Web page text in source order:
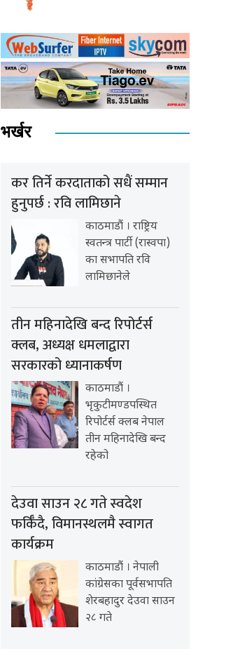
भर्खर
कर तिर्ने करदाताको सधैं सम्मान
हुनुपर्छ : रवि लामिछाने
काठमाडौं । राष्ट्रिय
स्वतन्त्र पार्टी (रास्वपा)
का सभापति रवि
लामिछानेले
तीन महिनादेखि बन्द रिपोर्टर्स
क्लब, अध्यक्ष धमलाद्वारा
सरकारको ध्यानाकर्षण
काठमाडौं ।
भृकुटीमण्डपस्थित
रिपोर्टर्स क्लब नेपाल
तीन महिनादेखि बन्द
रहेको
देउवा साउन २८ गते स्वदेश
फर्किँदै, विमानस्थलमै स्वागत
कार्यक्रम
काठमाडौं । नेपाली
कांग्रेसका पूर्वसभापति
शेरबहादुर देउवा साउन
२८ गते